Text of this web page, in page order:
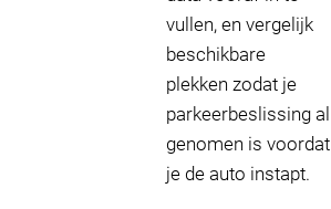
vullen, en vergelijk
beschikbare
plekken zodat je
parkeerbeslissing al
genomen is voordat
je de auto instapt.